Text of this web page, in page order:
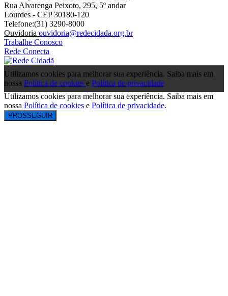
Rua Alvarenga Peixoto, 295, 5º andar
Lourdes - CEP 30180-120
Telefone:(31) 3290-8000
Ouvidoria ouvidoria@redecidada.org.br
Trabalhe Conosco
Rede Conecta
Utilizamos cookies para melhorar sua experiência. Saiba mais em
nossa Política de cookies e Política de privacidade
Utilizamos cookies para melhorar sua experiência. Saiba mais em
nossa Política de cookies e Política de privacidade.
PROSSEGUIR